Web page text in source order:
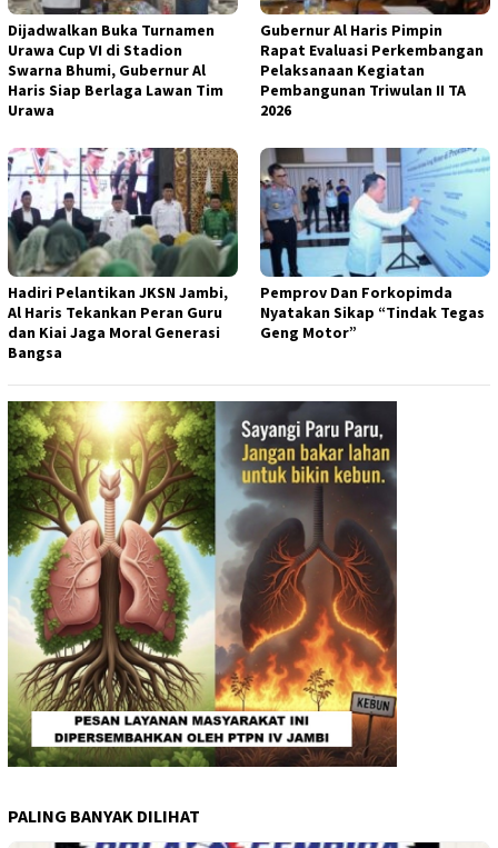
Dijadwalkan Buka Turnamen
Urawa Cup VI di Stadion
Swarna Bhumi, Gubernur Al
Haris Siap Berlaga Lawan Tim
Urawa
Gubernur Al Haris Pimpin
Rapat Evaluasi Perkembangan
Pelaksanaan Kegiatan
Pembangunan Triwulan II TA
2026
Hadiri Pelantikan JKSN Jambi,
Al Haris Tekankan Peran Guru
dan Kiai Jaga Moral Generasi
Bangsa
Pemprov Dan Forkopimda
Nyatakan Sikap “Tindak Tegas
Geng Motor”
PALING BANYAK DILIHAT